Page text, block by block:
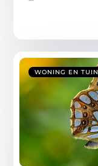
WONING EN TUIN